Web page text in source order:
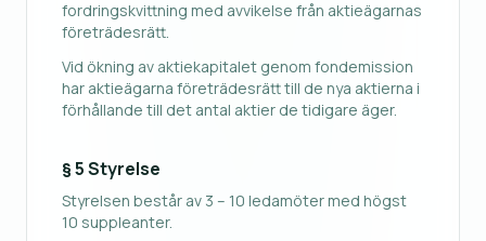
fordringskvittning med avvikelse från aktieägarnas
företrädesrätt.
Vid ökning av aktiekapitalet genom fondemission
har aktieägarna företrädesrätt till de nya aktierna i
förhållande till det antal aktier de tidigare äger.
§ 5 Styrelse
Styrelsen består av 3 – 10 ledamöter med högst
10 suppleanter.